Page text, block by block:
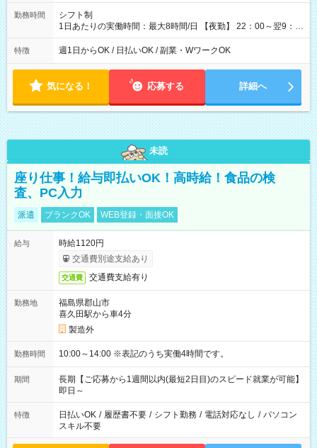
勤務時間
シフト制
1日あたりの実働時間：最大8時間/日 【夜勤】 22：00～翌9：
00 ※週1日～OK ／ 夜勤専従 ＊＊ 勤務時間例 ＊＊ ■22時か
ら翌7時 ■23時から翌8時 ■24時から翌9時 など ※上記の時間
ます。 ※曜日固定（毎週同じ曜日での勤務となります）
特徴 週1日からOK / 日払いOK / 副業・WワークOK
気になる！ 応募する 詳細へ
未読
座り仕事！給与即払いOK！高時給！食品の検
査、PC入力
派遣 ブランクOK WEB登録・面接OK
給与
時給1120円
交通費別途支給あり
交通費 交通費支給有り
勤務地
福島県郡山市
喜久田駅から車4分
製造外
勤務時間 10:00～14:00 ※表記のうち実働4時間です。
期間
長期【ご応募から1週間以内(最短2日目)のスピード就業が可能】
即日～
特徴 日払いOK / 履歴書不要 / シフト勤務 / 電話対応なし / パソコン
スキル不要